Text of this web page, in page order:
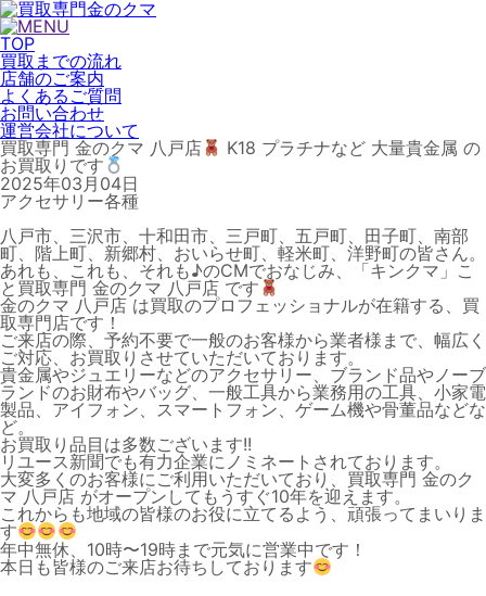
TOP
買取までの流れ
店舗のご案内
よくあるご質問
お問い合わせ
運営会社について
買取専門 金のクマ 八戸店
K18 プラチナなど 大量貴金属 の
お買取りです
2025年03月04日
アクセサリー各種
八戸市、三沢市、十和田市、三戸町、五戸町、田子町、南部
町、階上町、新郷村、おいらせ町、軽米町、洋野町の皆さん。
あれも、これも、それも♪のCMでおなじみ、「キンクマ」こ
と買取専門 金のクマ 八戸店 です
金のクマ 八戸店 は買取のプロフェッショナルが在籍する、買
取専門店です！
ご来店の際、予約不要で一般のお客様から業者様まで、幅広く
ご対応、お買取りさせていただいております。
貴金属やジュエリーなどのアクセサリー、ブランド品やノーブ
ランドのお財布やバッグ、一般工具から業務用の工具、小家電
製品、アイフォン、スマートフォン、ゲーム機や骨董品などな
ど。
お買取り品目は多数ございます!!
リユース新聞でも有力企業にノミネートされております。
大変多くのお客様にご利用いただいており、買取専門 金のク
マ 八戸店 がオープンしてもうすぐ10年を迎えます。
これからも地域の皆様のお役に立てるよう、頑張ってまいりま
す
年中無休、10時〜19時まで元気に営業中です！
本日も皆様のご来店お待ちしております